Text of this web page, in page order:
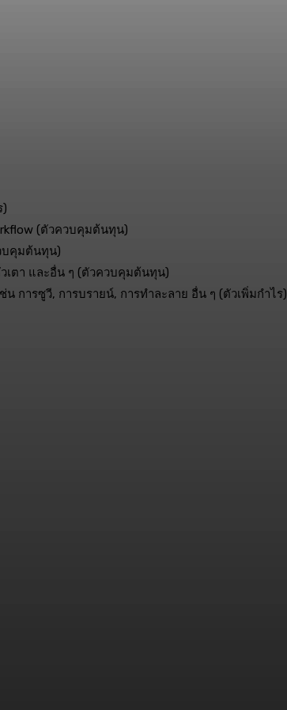
)
(ตัวควบคุมต้นทุน)
บคุมต้นทุน)
เตา และอื่น ๆ (ตัวควบคุมต้นทุน)
การซูวี, การบรายน์, การทำละลาย อื่น ๆ (ตัวเพิ่มกำไร)